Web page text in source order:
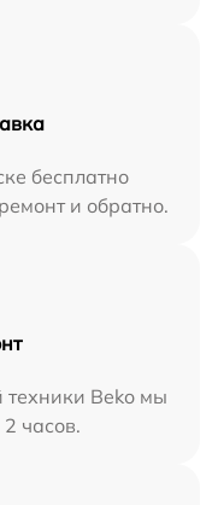
бесплатно
и обратно.
техники Beko мы
часов.